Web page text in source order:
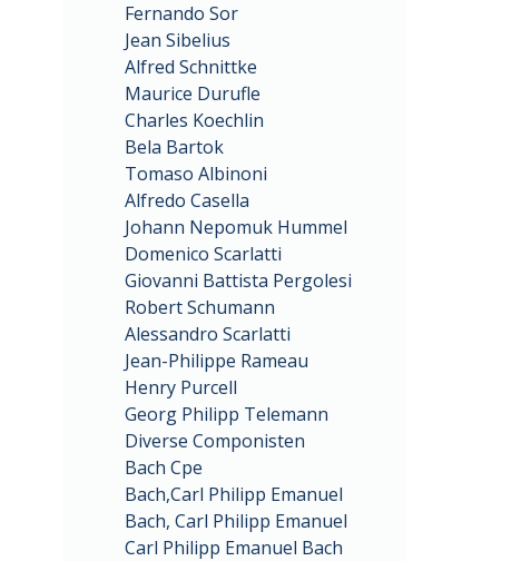
Fernando Sor
Jean Sibelius
Alfred Schnittke
Maurice Durufle
Charles Koechlin
Bela Bartok
Tomaso Albinoni
Alfredo Casella
Johann Nepomuk Hummel
Domenico Scarlatti
Giovanni Battista Pergolesi
Robert Schumann
Alessandro Scarlatti
Jean-Philippe Rameau
Henry Purcell
Georg Philipp Telemann
Diverse Componisten
Bach Cpe
Bach,Carl Philipp Emanuel
Bach, Carl Philipp Emanuel
Carl Philipp Emanuel Bach